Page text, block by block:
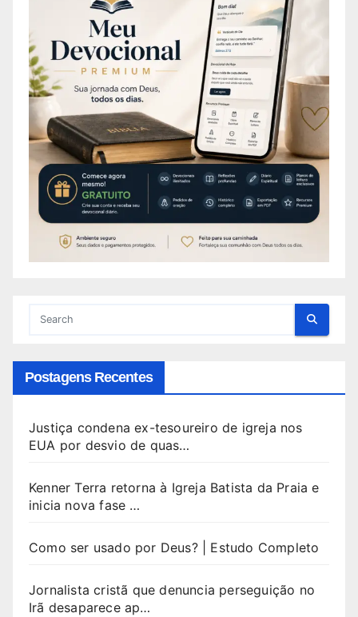
Postagens Recentes
Justiça condena ex-tesoureiro de igreja nos
EUA por desvio de quas…
Kenner Terra retorna à Igreja Batista da Praia e
inicia nova fase …
Como ser usado por Deus? | Estudo Completo
Jornalista cristã que denuncia perseguição no
Irã desaparece ap…